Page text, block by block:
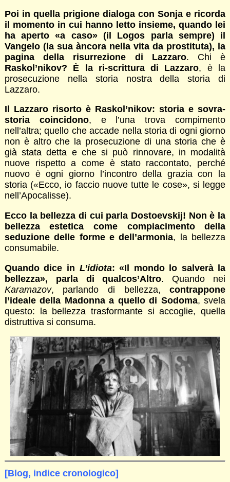
Poi in quella prigione dialoga con Sonja e ricorda
il momento in cui hanno letto insieme, quando lei
ha aperto «a caso» (il Logos parla sempre) il
Vangelo (la sua àncora nella vita da prostituta), la
pagina della risurrezione di Lazzaro. Chi è
Raskol’nikov? È la ri-scrittura di Lazzaro, è la
prosecuzione nella storia nostra della storia di
Lazzaro.
Il Lazzaro risorto è Raskol’nikov: storia e sovra-
storia coincidono, e l’una trova compimento
nell’altra; quello che accade nella storia di ogni giorno
non è altro che la prosecuzione di una storia che è
già stata detta e che si può rinnovare, in modalità
nuove rispetto a come è stato raccontato, perché
nuovo è ogni giorno l’incontro della grazia con la
storia («Ecco, io faccio nuove tutte le cose», si legge
nell’Apocalisse).
Ecco la bellezza di cui parla Dostoevskij! Non è la
bellezza estetica come compiacimento della
seduzione delle forme e dell’armonia, la bellezza
consumabile.
Quando dice in L’idiota: «Il mondo lo salverà la
bellezza», parla di qualcos’Altro. Quando nei
Karamazov, parlando di bellezza,contrappone
l’ideale della Madonna a quello di Sodoma, svela
questo: la bellezza trasformante si accoglie, quella
distruttiva si consuma.
[Blog, indice cronologico]